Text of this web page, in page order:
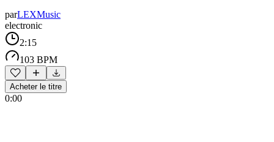
parLEXMusic
electronic
2:15
103 BPM
Acheter le titre
0:00